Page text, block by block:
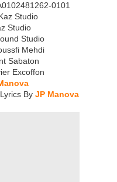
0101
Studio
Studio
Studio
Mehdi
Sabaton
Excoffon
By JP Manova